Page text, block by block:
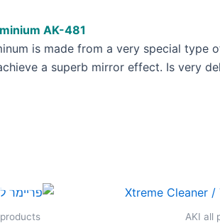
AK-481
is made from a very special
a superb mirror effect. Is very
AKI all